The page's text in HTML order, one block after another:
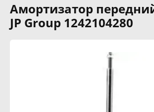
Амортизатор
JP Group 1242104280